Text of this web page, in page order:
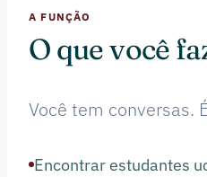
A FUNÇÃO
O que você
Você tem conversas.
Encontrar estudantes